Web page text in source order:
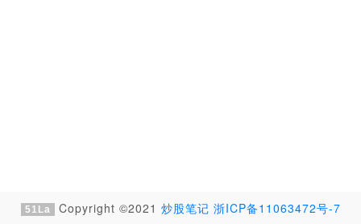
51La Copyright ©2021 炒股笔记 浙ICP备11063472号-7